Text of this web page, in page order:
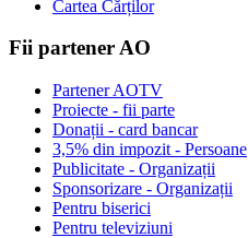
Cartea Cărților
Fii partener AO
Partener AOTV
Proiecte - fii parte
Donații - card bancar
3,5% din impozit - Persoane
Publicitate - Organizații
Sponsorizare - Organizații
Pentru biserici
Pentru televiziuni